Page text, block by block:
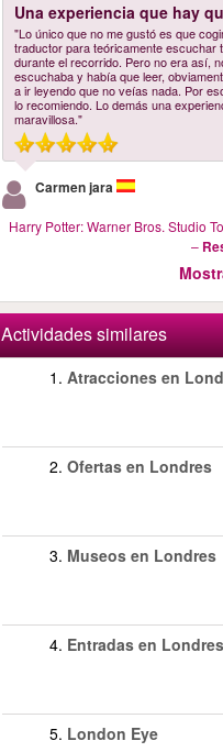
Una experiencia que hay
"Lo único que no me gustó es que
traductor para teóricamente escuchar
durante el recorrido. Pero no era así,
escuchaba y había que leer,
a ir leyendo que no veías nada. Por
lo recomiendo. Lo demás una
maravillosa."
Carmen jara
Harry Potter: Warner Bros. Studio
–
Actividades similares
1. Atracciones en
2. Ofertas en Londres
3. Museos en Londres
4. Entradas en Londres
5. London Eye